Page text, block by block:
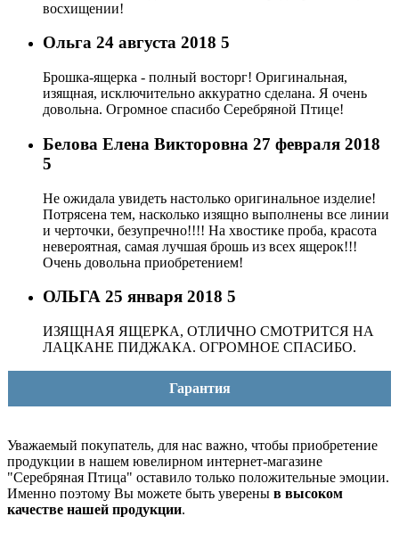
восхищении!
Ольга 24 августа 2018 5
Брошка-ящерка - полный восторг! Оригинальная,
изящная, исключительно аккуратно сделана. Я очень
довольна. Огромное спасибо Серебряной Птице!
Белова Елена Викторовна 27 февраля 2018
5
Не ожидала увидеть настолько оригинальное изделие!
Потрясена тем, насколько изящно выполнены все линии
и черточки, безупречно!!!! На хвостике проба, красота
невероятная, самая лучшая брошь из всех ящерок!!!
Очень довольна приобретением!
ОЛЬГА 25 января 2018 5
ИЗЯЩНАЯ ЯЩЕРКА, ОТЛИЧНО СМОТРИТСЯ НА
ЛАЦКАНЕ ПИДЖАКА. ОГРОМНОЕ СПАСИБО.
Гарантия
Уважаемый покупатель, для нас важно, чтобы приобретение
продукции в нашем ювелирном интернет-магазине
"Серебряная Птица" оставило только положительные эмоции.
Именно поэтому Вы можете быть уверены в высоком
качестве нашей продукции.